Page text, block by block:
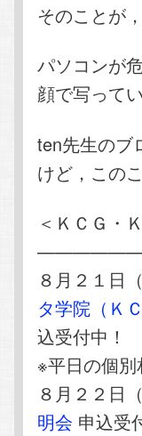
そのことが，
パソコンが
顔で写って
ten先生のブ
けど，この
＜ＫＣＧ・
８月２１日
タ学院（Ｋ
込受付中！
※平日の個
８月２２日（
明会 申込受